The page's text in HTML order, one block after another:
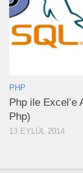
PHP
Php ile
Php)
13 EYLÜL 2014